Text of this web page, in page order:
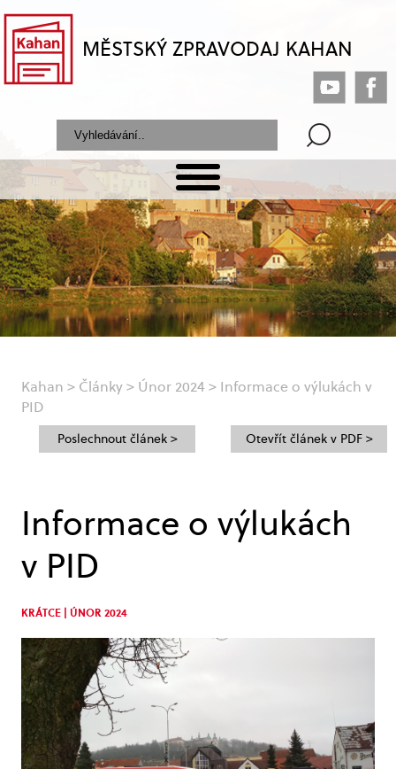
MĚSTSKÝ ZPRAVODAJ KAHAN
Kahan > Články> Únor 2024 > Informace o výlukách v
PID
Informace o výlukách
v PID
KRÁTCE | ÚNOR 2024
Poslechnout článek > Otevřít článek v PDF >